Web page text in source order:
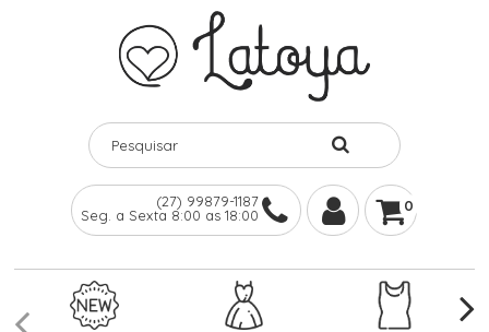
(27) 99879-1187
Seg. a Sexta 8:00 as 18:00
0